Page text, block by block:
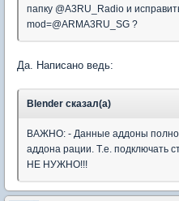
папку @A3RU_Radio и
mod=@ARMA3RU_SG ?
Да. Написано ведь:
Blender сказал(а)
ВАЖНО: - Данные аддоны
аддона рации. Т.е. подключать
НЕ НУЖНО!!!